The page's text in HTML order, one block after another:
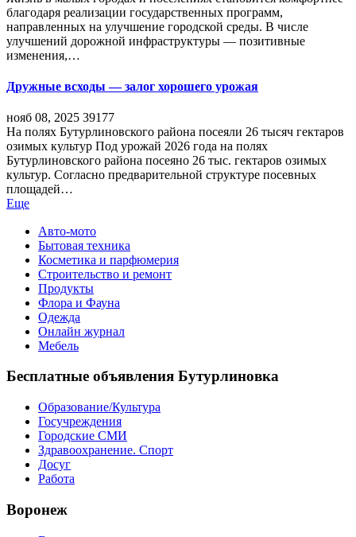
благодаря реализации государственных программ,
направленных на улучшение городской среды. В числе
улучшений дорожной инфраструктуры — позитивные
изменения,…
Дружные всходы — залог хорошего урожая
нояб 08, 2025 39177
На полях Бутурлиновского района посеяли 26 тысяч гектаров
озимых культур Под урожай 2026 года на полях
Бутурлиновского района посеяно 26 тыс. гектаров озимых
культур. Согласно предварительной структуре посевных
площадей…
Еще
Авто-мото
Бытовая техника
Косметика и парфюмерия
Строительство и ремонт
Продукты
Флора и Фауна
Одежда
Онлайн журнал
Мебель
Бесплатные объявления Бутурлиновка
Образование/Культура
Госучреждения
Городские СМИ
Здравоохранение. Спорт
Досуг
Работа
Воронеж